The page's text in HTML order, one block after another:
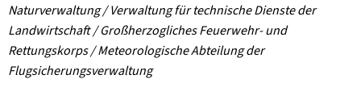
Naturverwaltung / Verwaltung für technische Dienste der
Landwirtschaft / Großherzogliches Feuerwehr- und
Rettungskorps / Meteorologische Abteilung der
Flugsicherungsverwaltung